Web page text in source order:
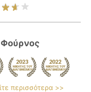
περισσότερα >>